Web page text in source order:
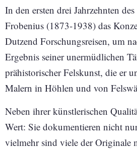
In den ersten drei Jahrzehnten
Frobenius (1873-1938) das
Dutzend Forschungsreisen, um
Ergebnis seiner unermüdlichen
prähistorischer Felskunst, die er
Malern in Höhlen und von
Neben ihrer künstlerischen
Wert: Sie dokumentieren nicht
vielmehr sind viele der Originale